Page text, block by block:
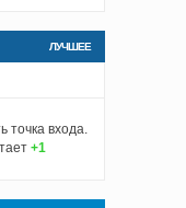
ЛУЧШЕЕ
точка входа.
+1